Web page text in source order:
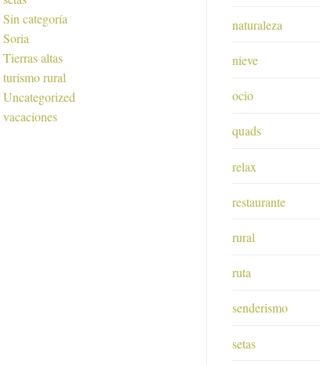
Sin categoría
Soria
Tierras altas
turismo rural
Uncategorized
vacaciones
naturaleza
nieve
ocio
quads
relax
restaurante
rural
ruta
senderismo
setas